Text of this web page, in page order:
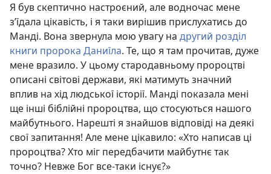
Я був скептично настроєний, але водночас мене
з’їдала цікавість, і я таки вирішив прислухатись до
Манді. Вона звернула мою увагу на другий розділ
книги пророка Даниїла. Те, що я там прочитав, дуже
мене вразило. У цьому стародавньому пророцтві
описані світові держави, які матимуть значний
вплив на хід людської історії. Манді показала мені
ще інші біблійні пророцтва, що стосуються нашого
майбутнього. Нарешті я знайшов відповіді на деякі
свої запитання! Але мене цікавило: «Хто написав ці
пророцтва? Хто міг передбачити майбутнє так
точно? Невже Бог все-таки існує?»